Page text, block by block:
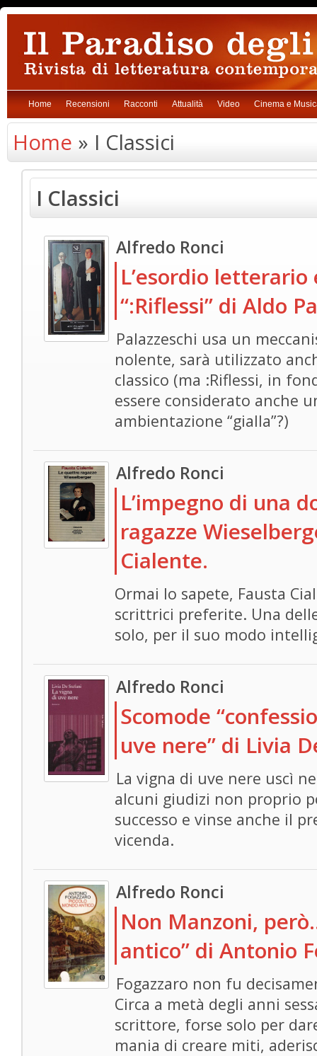
Home Recensioni Racconti Attualità Video Cinema e
Home » I Classici
I Classici
Alfredo Ronci
L’esordio
“:Riflessi” di Aldo
Palazzeschi usa un
nolente, sarà utilizzato
classico (ma :Riflessi, in
essere considerato anche
ambientazione “gialla”?)
Alfredo Ronci
L’impegno di una
ragazze
Cialente.
Ormai lo sapete, Fausta
scrittrici preferite. Una
solo, per il suo modo
Alfredo Ronci
Scomode
uve nere” di Livia
La vigna di uve nere uscì
alcuni giudizi non proprio
successo e vinse anche il
vicenda.
Alfredo Ronci
Non Manzoni,
antico” di Antonio
Fogazzaro non fu
Circa a metà degli anni
scrittore, forse solo per
mania di creare miti,